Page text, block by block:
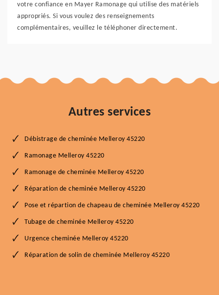
votre confiance en Mayer Ramonage qui utilise des matériels
appropriés. Si vous voulez des renseignements
complémentaires, veuillez le téléphoner directement.
Autres services
Débistrage de cheminée Melleroy 45220
Ramonage Melleroy 45220
Ramonage de cheminée Melleroy 45220
Réparation de cheminée Melleroy 45220
Pose et répartion de chapeau de cheminée Melleroy 45220
Tubage de cheminée Melleroy 45220
Urgence cheminée Melleroy 45220
Réparation de solin de cheminée Melleroy 45220